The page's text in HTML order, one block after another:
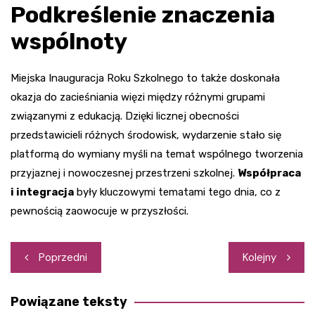
Podkreślenie znaczenia
wspólnoty
Miejska Inauguracja Roku Szkolnego to także doskonała
okazja do zacieśniania więzi między różnymi grupami
związanymi z edukacją. Dzięki licznej obecności
przedstawicieli różnych środowisk, wydarzenie stało się
platformą do wymiany myśli na temat wspólnego tworzenia
przyjaznej i nowoczesnej przestrzeni szkolnej. Współpraca
i integracja były kluczowymi tematami tego dnia, co z
pewnością zaowocuje w przyszłości.
Nawigacja
wpisu
Poprzedni Kolejny
Powiązane teksty